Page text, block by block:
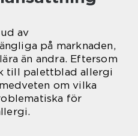
av
på marknaden,
än andra. Eftersom
till palettblad allergi
om vilka
för